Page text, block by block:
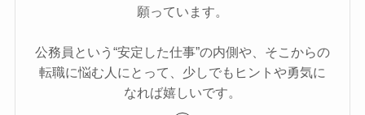
願っています。
公務員という“安定した仕事”の内側や、そこからの
転職に悩む人にとって、少しでもヒントや勇気に
なれば嬉しいです。